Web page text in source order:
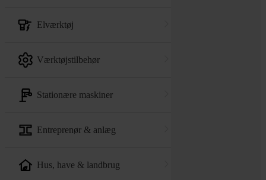
elværktøj
værktøjstilbehør
stationære maskiner
entreprenør & anlæg
hus, have & landbrug